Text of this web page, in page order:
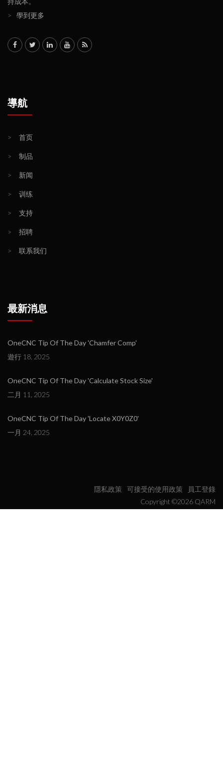
>
學到更多
導航
> 首页
> 制品
> 新闻
> 训练
> 支持
> 招聘
> 联系我们
最新消息
OneCNC Tip Of The Day 'Chamfer Comp'
遊行 18, 2025
OneCNC Tip Of The Day 'Calculate Stock Size'
二月 11, 2025
OneCNC Tip Of The Day 'Locate X0Y0Z0'
一月 24, 2025
隱私政策 可接受的使用政策
員工登錄
Copyright ©2026 QARM